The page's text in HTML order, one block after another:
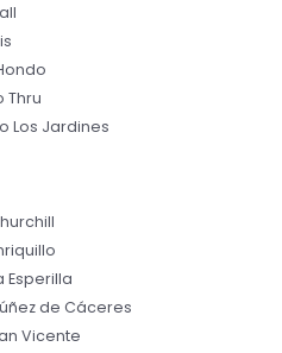
Thru
Los Jardines
Esperilla
de Cáceres
Vicente